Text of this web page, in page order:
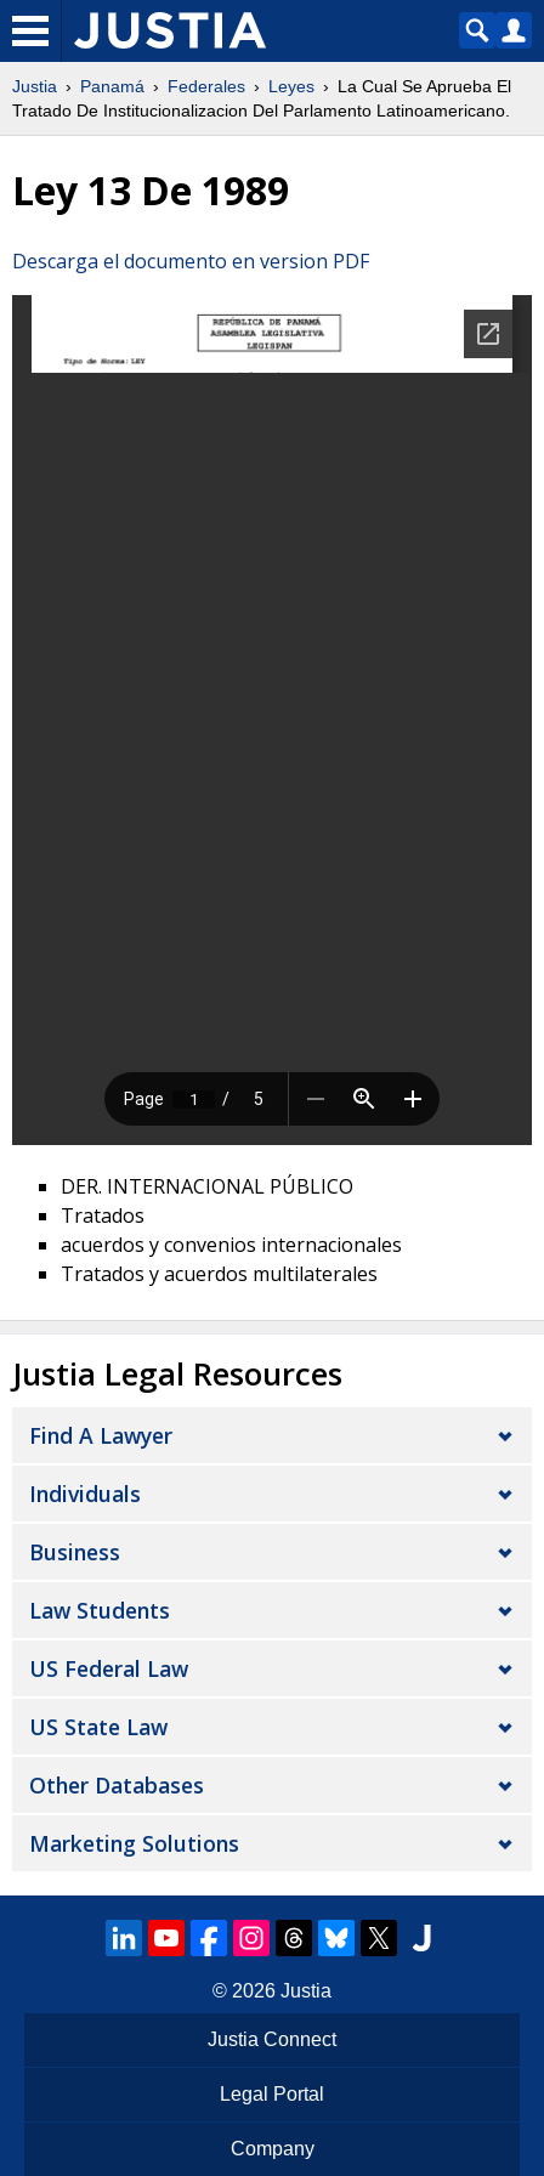
Justia Panamá Federales Leyes
La Cual Se Aprueba El
Tratado De Institucionalizacion Del Parlamento Latinoamericano.
Ley 13 De 1989
Descarga el documento en version PDF
DER. INTERNACIONAL PÚBLICO
Tratados
acuerdos y convenios internacionales
Tratados y acuerdos multilaterales
Justia Legal Resources
Find A Lawyer
Individuals
Business
Law Students
US Federal Law
US State Law
Other Databases
Marketing Solutions
© 2026 Justia
Justia Connect
Legal Portal
Company